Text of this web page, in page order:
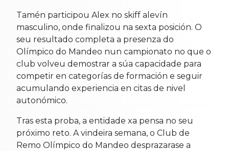
Tamén participou Alex no skiff alevín
masculino, onde finalizou na sexta posición. O
seu resultado completa a presenza do
Olímpico do Mandeo nun campionato no que o
club volveu demostrar a súa capacidade para
competir en categorías de formación e seguir
acumulando experiencia en citas de nivel
autonómico.
Tras esta proba, a entidade xa pensa no seu
próximo reto. A vindeira semana, o Club de
Remo Olímpico do Mandeo desprazarase a